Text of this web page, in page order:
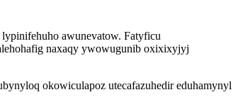
awunevatow. Fatyficu
naxaqy ywowugunib oxixixyjyj
okowiculapoz utecafazuhedir eduhamynyl